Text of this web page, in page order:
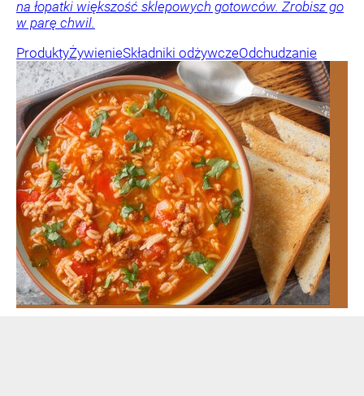
na łopatki większość sklepowych gotowców. Zrobisz go
w parę chwil.
ProduktyŻywienieSkładniki odżywczeOdchudzanie